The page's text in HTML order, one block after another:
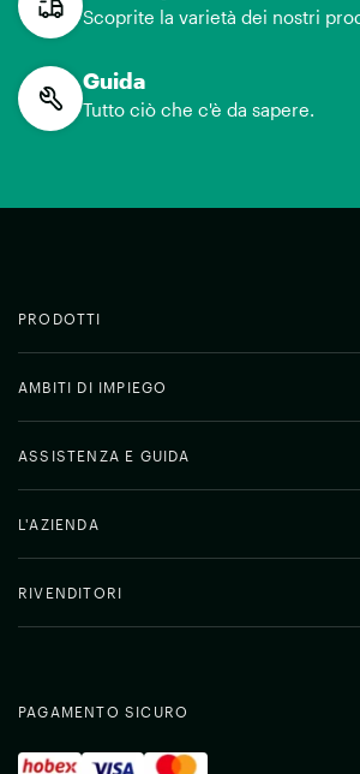
Scoprite la varietà dei nostri
Guida
Tutto ciò che c'è da sapere.
PRODOTTI
AMBITI DI IMPIEGO
ASSISTENZA E GUIDA
L'AZIENDA
RIVENDITORI
PAGAMENTO SICURO